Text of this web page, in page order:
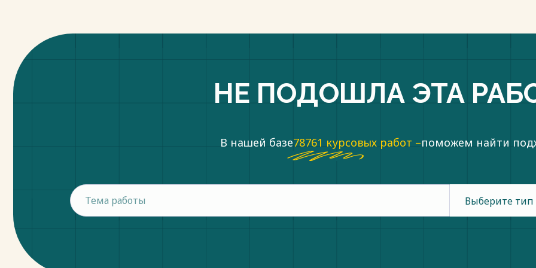
НЕ ПОДОШЛА ЭТА
В нашей базе78761 курсовых работ –поможем найти
Выберите тип